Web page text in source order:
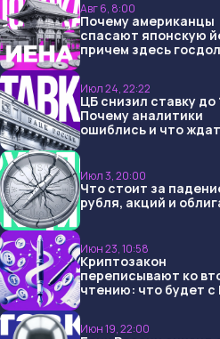
Авг 6, 8:00
Почему американцы
спасают японскую
причем здесь
Июл 24, 22:22
ЦБ снизил ставку до
Почему аналитики
ошиблись и что
Июл 3, 20:00
Что стоит за
рубля, акций и
Июн 23, 10:58
Криптозакон
переписывают ко
чтению: что будет с
Июн 19, 22:00